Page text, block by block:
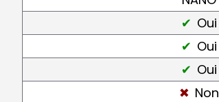
Oui
Oui
Oui
Non